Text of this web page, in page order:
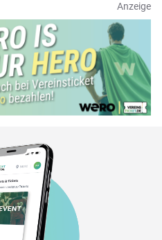
Anzeige